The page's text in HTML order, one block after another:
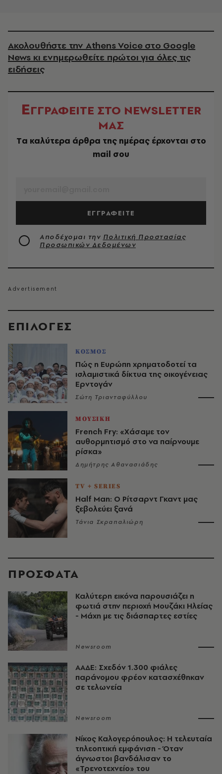
EΠΙΛΟΓΈΣ
ΚΟΣΜΟΣ
Πώς η Ευρώπη χρηματοδοτεί τα
ισλαμιστικά δίκτυα της οικογένειας
Ερντογάν
Σώτη Τριανταφύλλου
ΜΟΥΣΙΚΗ
French Fry: «Χάσαμε τον
αυθορμητισμό στο να παίρνουμε
ρίσκα»
Δημήτρης Αθανασιάδης
TV + SERIES
Half Man: Ο Ρίτσαρντ Γκαντ μας
ξεβολεύει ξανά
Τάνια Σκραπαλιώρη
Ακολουθήστε την Athens Voice στο Google
News κι ενημερωθείτε πρώτοι για όλες τις
ειδήσεις
ΕΓΓΡΑΦΕΙΤΕ ΣΤΟ NEWSLETTER
ΜΑΣ
Tα καλύτερα άρθρα της ημέρας έρχονται στο
mail σου
ΕΓΓΡΑΦΕΙΤΕ
Αποδέχομαι την Πολιτική Προστασίας
Προσωπικών Δεδομένων
ΠΡΟΣΦΑΤΑ
Καλύτερη εικόνα παρουσιάζει η
φωτιά στην περιοχή Μουζάκι Ηλείας
- Μάχη με τις διάσπαρτες εστίες
Newsroom
ΑΑΔΕ: Σχεδόν 1.300 φιάλες
παράνομου φρέον κατασχέθηκαν
σε τελωνεία
Newsroom
Νίκος Καλογερόπουλος: Η τελευταία
τηλεοπτική εμφάνιση - Όταν
άγνωστοι βανδάλισαν το
«Τρενοτεχνείο» του